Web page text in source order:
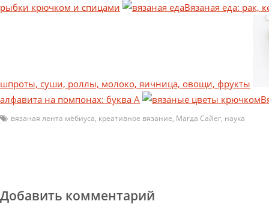
рыбки крючком и спицами
Вязаная еда: рак,
шпроты, суши, роллы, молоко, яичница, овощи, фрукты
алфавита на помпонах: буква А
вязаная лента мёбиуса, креативное вязание, Магда Сайег, наука
Добавить комментарий